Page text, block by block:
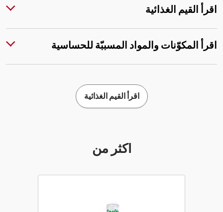
اقرأ القيم الغذائية
اقرأ المكوّنات والمواد المسببّة للحساسية
اقرأ القيم الغذائية
أكثر من